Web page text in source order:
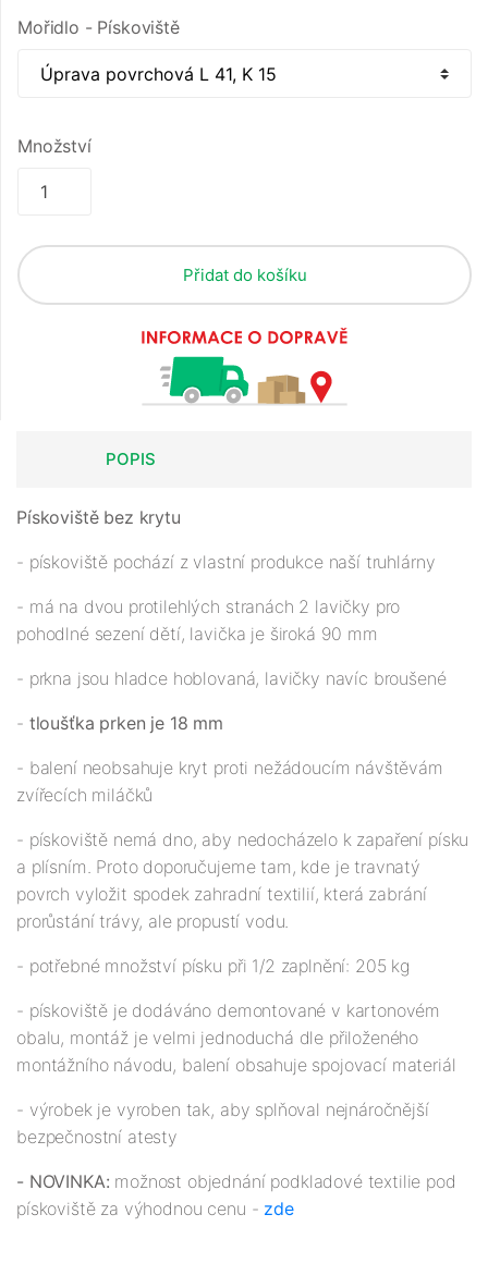
Mořidlo - Pískoviště
Množství
Přidat do košíku
POPIS
Pískoviště bez krytu
- pískoviště pochází z vlastní produkce naší truhlárny
- má na dvou protilehlých stranách 2 lavičky pro
pohodlné sezení dětí, lavička je široká 90 mm
- prkna jsou hladce hoblovaná, lavičky navíc broušené
- tloušťka prken je 18 mm
- balení neobsahuje kryt proti nežádoucím návštěvám
zvířecích miláčků
- pískoviště nemá dno, aby nedocházelo k zapaření písku
a plísním. Proto doporučujeme tam, kde je travnatý
povrch vyložit spodek zahradní textilií, která zabrání
prorůstání trávy, ale propustí vodu.
- potřebné množství písku při 1/2 zaplnění: 205 kg
- pískoviště je dodáváno demontované v kartonovém
obalu, montáž je velmi jednoduchá dle přiloženého
montážního návodu, balení obsahuje spojovací materiál
- výrobek je vyroben tak, aby splňoval nejnáročnější
bezpečnostní atesty
- NOVINKA: možnost objednání podkladové textilie pod
pískoviště za výhodnou cenu - zde